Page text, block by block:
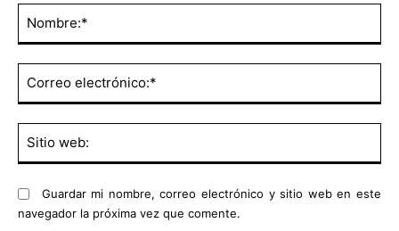
Guardar mi nombre, correo electrónico y sitio web en este
navegador la próxima vez que comente.